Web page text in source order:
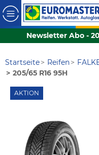
Newsletter Abo -
Startseite Reifen
205/65 R16 95H
AKTION